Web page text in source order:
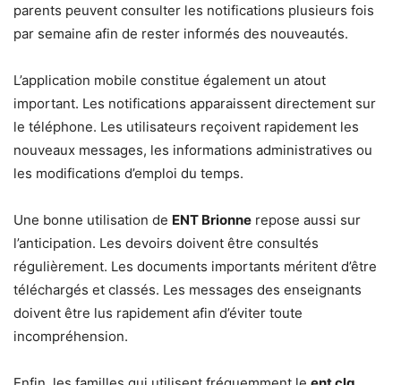
parents peuvent consulter les notifications plusieurs fois
par semaine afin de rester informés des nouveautés.
L’application mobile constitue également un atout
important. Les notifications apparaissent directement sur
le téléphone. Les utilisateurs reçoivent rapidement les
nouveaux messages, les informations administratives ou
les modifications d’emploi du temps.
Une bonne utilisation de ENT Brionne repose aussi sur
l’anticipation. Les devoirs doivent être consultés
régulièrement. Les documents importants méritent d’être
téléchargés et classés. Les messages des enseignants
doivent être lus rapidement afin d’éviter toute
incompréhension.